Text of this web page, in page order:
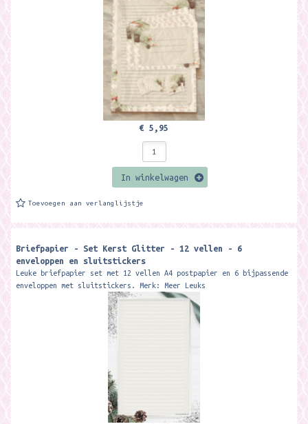
€ 5,95
In winkelwagen
Toevoegen aan verlanglijstje
Briefpapier - Set Kerst Glitter - 12 vellen - 6
enveloppen en sluitstickers
Leuke briefpapier set met 12 vellen A4 postpapier en 6 bijpassende
enveloppen met sluitstickers. Merk: Meer Leuks